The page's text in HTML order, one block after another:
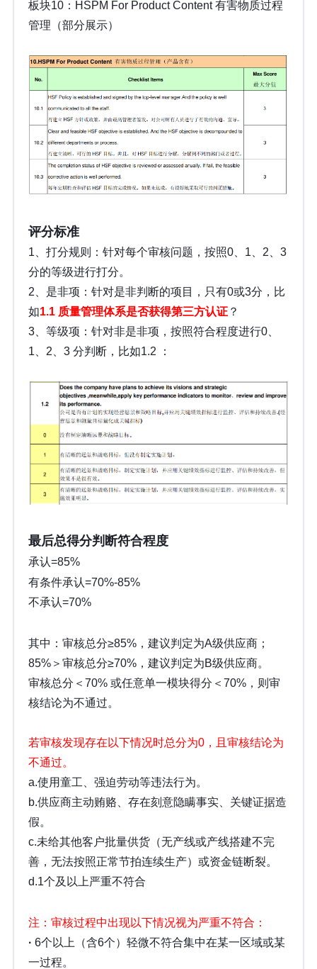
板块10：HSPM For Product Content 有害物质过程
管理（部分展示）
评分标准
1、打分规则：针对每个审核问题，按照0、1、2、3
分的等级进行打分。
2、是非项：针对是非判断的项目，只有0或3分，比
如1.1 质量管理体系是否获得第三方认证？
3、等级项：针对非是非项，按照符合程度进行0、
1、2、3 分判断，比如1.2 ：
最后总得分判断符合程度
承认=85%
有条件承认=70%-85%
不承认=70%
其中：审核总分≥85%，建议判定为A级供应商；
85%＞审核总分≥70%，建议判定为B级供应商。
审核总分＜70% 或任意单一模块得分＜70%，则审
核结论为不通过。
若审核发现存在以下情况时总分为0，且审核结论为
不通过。
a.使用童工、强迫劳动等违法行为。
b.供应商主动贿赂、存在刻意隐瞒事实、关键证据造
假。
c.未给其他客户批量供货（无产线或产线搭建不完
善，无法按照正常节拍连续生产）或资金链断裂。
d.1个及以上严重不符合
注：审核过程中出现以下情况视为严重不符合：
· 6个以上（含6个）轻微不符合集中在某一区域或某
一过程。